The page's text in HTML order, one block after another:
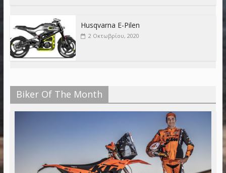
Husqvarna E-Pilen
2 Οκτωβρίου, 2020
Biker Of The Month